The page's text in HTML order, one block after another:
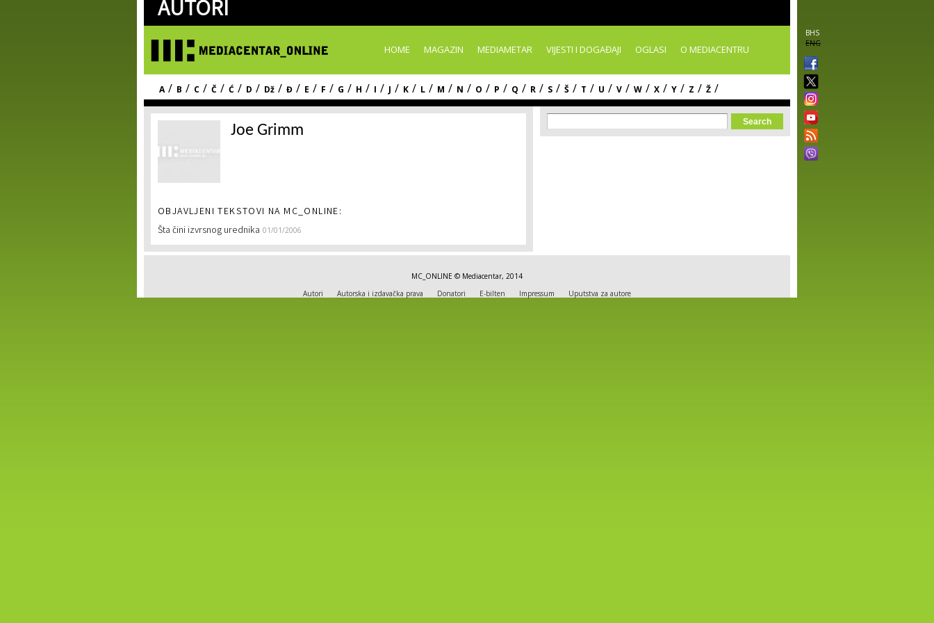
content
AUTORI
BHS
ENG
HOME MAGAZIN MEDIAMETAR VIJESTI I DOGAĐAJI OGLASI O MEDIACENTRU
A / B / C / Č / Ć / D / Dž / Đ / E / F / G / H / I / J / K / L / M / N / O / P / Q / R / S / Š / T / U / V / W / X / Y / Z / Ž /
Joe Grimm
OBJAVLJENI TEKSTOVI NA MC_ONLINE:
Šta čini izvrsnog urednika 01/01/2006
Search form
Search
MC_ONLINE © Mediacentar, 2014
Autori
Autorska i izdavačka prava Donatori E-bilten Impressum Uputstva za autore